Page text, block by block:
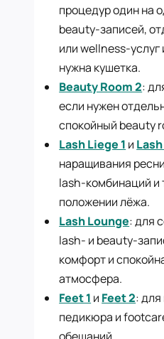
процедур один на
beauty-записей,
или wellness-услуг
нужна кушетка.
Beauty Room 2:
если нужен
спокойный beauty
Lash Liege 1 и
наращивания
lash-комбинаций и
положении лёжа.
Lash Lounge: для
lash- и beauty-
комфорт и
атмосфера.
Feet 1 и Feet 2:
педикюра и